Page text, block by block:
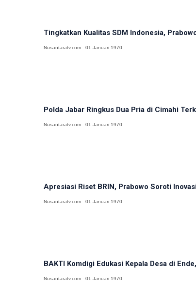
Tingkatkan Kualitas SDM Indonesia,
Nusantaratv.com - 01 Januari 1970
Polda Jabar Ringkus Dua Pria di Cimahi
Nusantaratv.com - 01 Januari 1970
Apresiasi Riset BRIN, Prabowo Soroti
Nusantaratv.com - 01 Januari 1970
BAKTI Komdigi Edukasi Kepala Desa di
Nusantaratv.com - 01 Januari 1970